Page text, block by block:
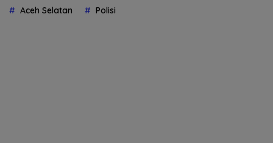
Aceh Selatan Polisi